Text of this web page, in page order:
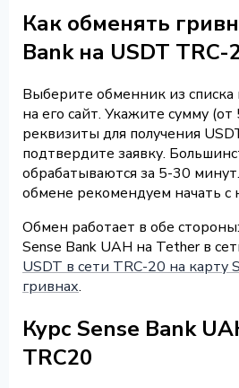
Как обменять
Bank на USDT TRC-
Выберите обменник из
на его сайт. Укажите сумму
реквизиты для получения
подтвердите заявку.
обрабатываются за 5-30
обмене рекомендуем начать с
Обмен работает в обе
Sense Bank UAH на Tether в
USDT в сети TRC-20 на карту
гривнах.
Курс Sense Bank
TRC20